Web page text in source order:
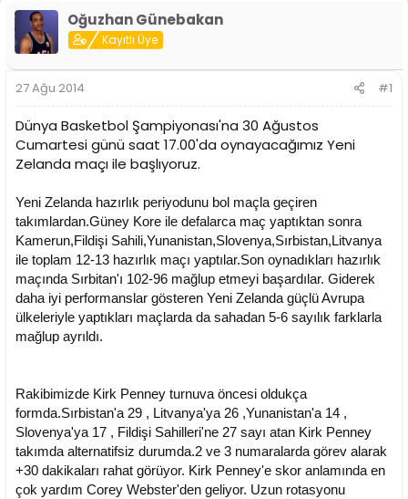
u
y
u
B
a
ş
l
a
t
a
n
a
ı
t
a
r
i
h
Oğuzhan Günebakan
Kayıtlı Üye
27 Ağu 2014 #1
Dünya Basketbol Şampiyonası'na 30 Ağustos
Cumartesi günü saat 17.00'da oynayacağımız Yeni
Zelanda maçı ile başlıyoruz.
Yeni Zelanda hazırlık periyodunu bol maçla geçiren
takımlardan.Güney Kore ile defalarca maç yaptıktan sonra
Kamerun,Fildişi Sahili,Yunanistan,Slovenya,Sırbistan,Litvanya
ile toplam 12-13 hazırlık maçı yaptılar.Son oynadıkları hazırlık
maçında Sırbitan'ı 102-96 mağlup etmeyi başardılar. Giderek
daha iyi performanslar gösteren Yeni Zelanda güçlü Avrupa
ülkeleriyle yaptıkları maçlarda da sahadan 5-6 sayılık farklarla
mağlup ayrıldı.
Rakibimizde Kirk Penney turnuva öncesi oldukça
formda.Sırbistan'a 29 , Litvanya'ya 26 ,Yunanistan'a 14 ,
Slovenya'ya 17 , Fildişi Sahilleri'ne 27 sayı atan Kirk Penney
takımda alternatifsiz durumda.2 ve 3 numaralarda görev alarak
+30 dakikaları rahat görüyor. Kirk Penney'e skor anlamında en
çok yardım Corey Webster'den geliyor. Uzun rotasyonu